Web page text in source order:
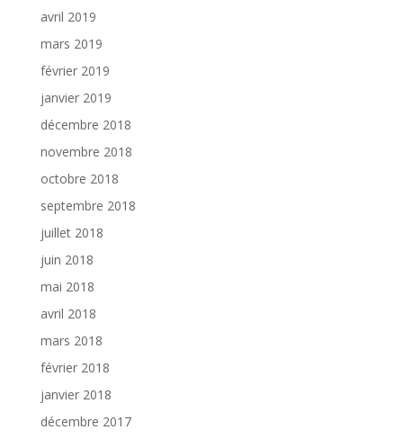
avril 2019
mars 2019
février 2019
janvier 2019
décembre 2018
novembre 2018
octobre 2018
septembre 2018
juillet 2018
juin 2018
mai 2018
avril 2018
mars 2018
février 2018
janvier 2018
décembre 2017